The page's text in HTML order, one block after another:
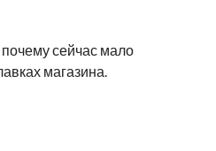
почему сейчас мало
магазина.